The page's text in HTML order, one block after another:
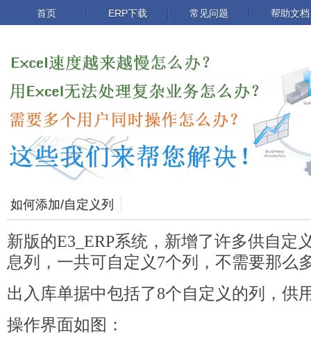
首页 ERP下载 常见问题 帮助文档
如何添加/自定义列
新版的E3_ERP系统，新增了许多供自定
息列，一共可自定义7个列，不需要那么
出入库单据中包括了8个自定义的列，供
操作界面如图：